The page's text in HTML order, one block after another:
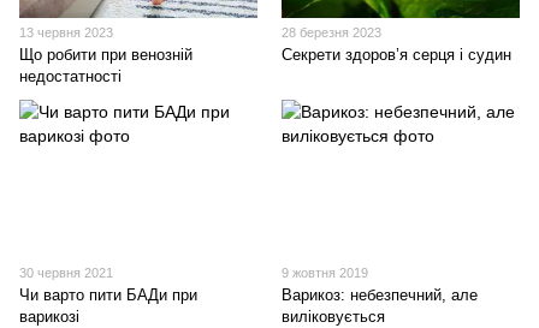
13 червня 2023
Що робити при венозній
недостатності
28 березня 2023
Секрети здоров’я серця і судин
30 червня 2021
Чи варто пити БАДи при
варикозі
9 жовтня 2019
Варикоз: небезпечний, але
виліковується